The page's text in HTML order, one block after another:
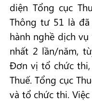
diện Tổng cục
Thông tư 51 là
hành nghề dịch
nhất 2 lần/năm,
Đơn vị tổ chức thi,
Thuế. Tổng cục
và tổ chức thi.